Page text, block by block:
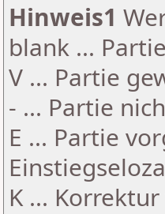
Hinweis1
blank ...
V ... Partie
- ... Partie
E ... Partie
K ...